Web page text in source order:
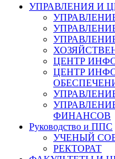
УПРАВЛЕНИЯ И
ЦЕНТР
ЦЕНТР
ФИНАНСОВ
Руководство и ППС
УЧЕНЫЙ
РЕКТОРАТ